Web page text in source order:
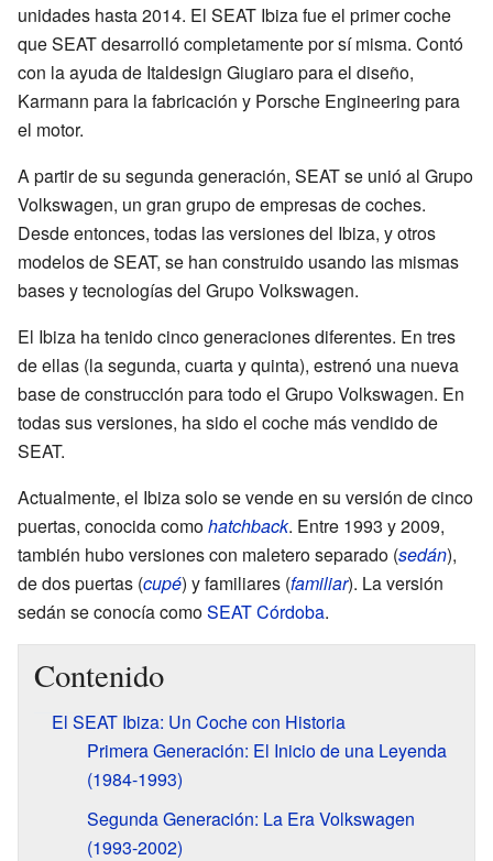
unidades hasta 2014. El SEAT Ibiza fue el primer coche
que SEAT desarrolló completamente por sí misma. Contó
con la ayuda de Italdesign Giugiaro para el diseño,
Karmann para la fabricación y Porsche Engineering para
el motor.
A partir de su segunda generación, SEAT se unió al Grupo
Volkswagen, un gran grupo de empresas de coches.
Desde entonces, todas las versiones del Ibiza, y otros
modelos de SEAT, se han construido usando las mismas
bases y tecnologías del Grupo Volkswagen.
El Ibiza ha tenido cinco generaciones diferentes. En tres
de ellas (la segunda, cuarta y quinta), estrenó una nueva
base de construcción para todo el Grupo Volkswagen. En
todas sus versiones, ha sido el coche más vendido de
SEAT.
Actualmente, el Ibiza solo se vende en su versión de cinco
puertas, conocida comohatchback. Entre 1993 y 2009,
también hubo versiones con maletero separado (sedán),
de dos puertas (cupé) y familiares (familiar). La versión
sedán se conocía comoSEAT Córdoba.
Contenido
El SEAT Ibiza: Un Coche con Historia
Primera Generación: El Inicio de una Leyenda
(1984-1993)
Segunda Generación: La Era Volkswagen
(1993-2002)